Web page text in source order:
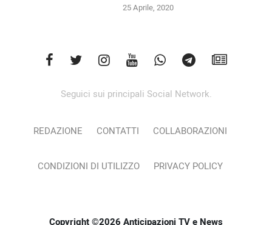
25 Aprile, 2020
Seguici sui principali Social Network.
REDAZIONE CONTATTI COLLABORAZIONI
CONDIZIONI DI UTILIZZO PRIVACY POLICY
Copyright ©2026 Anticipazioni TV e News